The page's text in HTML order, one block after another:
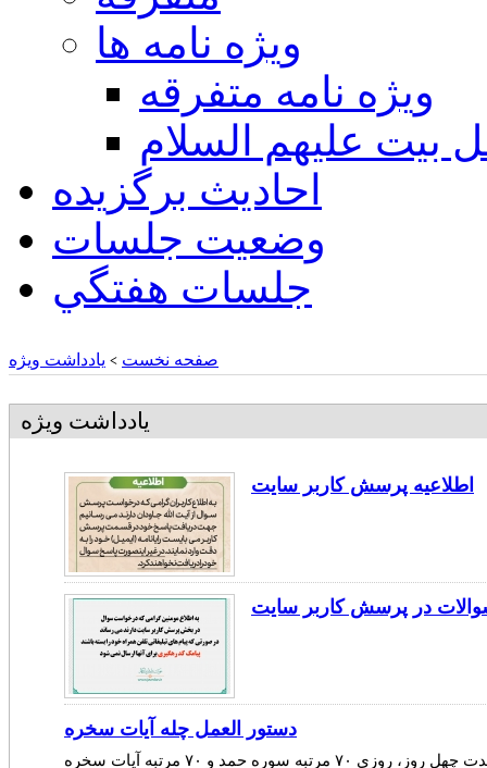
ويژه نامه ها
ويژه نامه متفرقه
بيت عليهم السلام
احادیث برگزیده
وضعیت جلسات
جلسات هفتگي
صفحه نخست > یادداشت ویژه
یادداشت ویژه
اطلاعیه پرسش کاربر سایت
در پرسش کاربر سایت
دستور العمل چله آیات سخره